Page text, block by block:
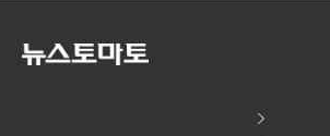
비용부터 챙긴다